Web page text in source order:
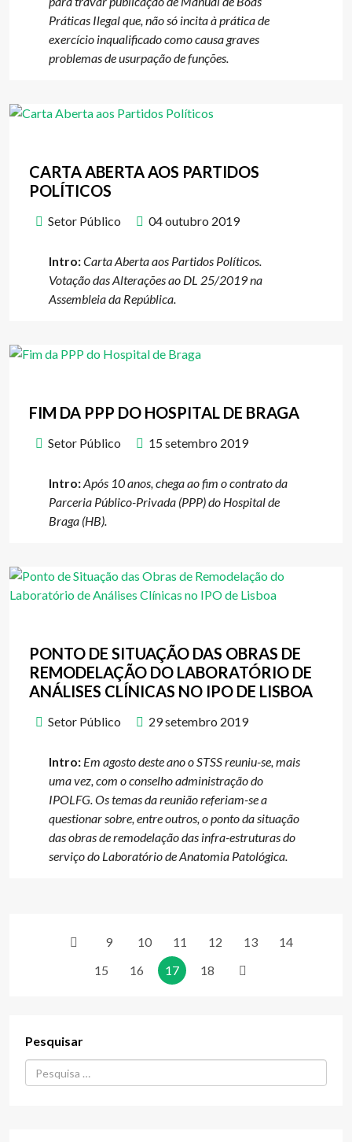
Práticas Ilegal que, não só incita à prática de
exercício inqualificado como causa graves
problemas de usurpação de funções.
CARTA ABERTA AOS PARTIDOS
POLÍTICOS
Setor Público 04 outubro 2019
Intro:Carta Aberta aos Partidos Políticos.
Votação das Alterações ao DL 25/2019 na
Assembleia da República.
FIM DA PPP DO HOSPITAL DE BRAGA
Setor Público 15 setembro 2019
Intro:Após 10 anos, chega ao fim o contrato da
Parceria Público-Privada (PPP) do Hospital de
Braga (HB).
PONTO DE SITUAÇÃO DAS OBRAS DE
REMODELAÇÃO DO LABORATÓRIO DE
ANÁLISES CLÍNICAS NO IPO DE LISBOA
Setor Público 29 setembro 2019
Intro: Em agosto deste ano o STSS reuniu-se, mais
uma vez, com o conselho administração do
IPOLFG. Os temas da reunião referiam-se a
questionar sobre, entre outros, o ponto da situação
das obras de remodelação das infra-estruturas do
serviço do Laboratório de Anatomia Patológica.
9 10 11 12 13
14
15
16 17 18
Pesquisar
Procurar...